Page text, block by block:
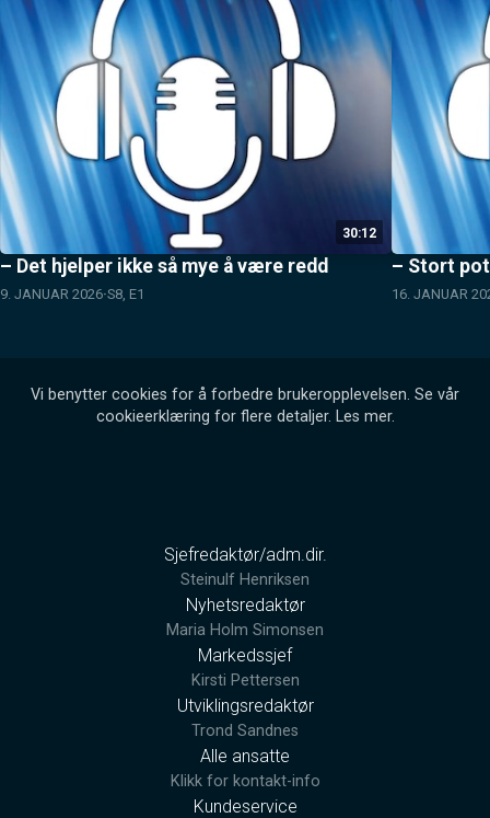
30:12
– Det hjelper ikke så mye å være redd
9. JANUAR 2026 S8, E1
– Stort
16. JANUAR
Vi benytter cookies for å forbedre brukeropplevelsen. Se vår
cookieerklæring for flere detaljer. Les mer.
Sjefredaktør/adm.dir.
Steinulf Henriksen
Nyhetsredaktør
Maria Holm Simonsen
Markedssjef
Kirsti Pettersen
Utviklingsredaktør
Trond Sandnes
Alle ansatte
Klikk for kontakt-info
Kundeservice